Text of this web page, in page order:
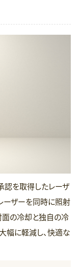
認を取得したレーザ
ーザーを同時に照射
面の冷却と独自の冷
幅に軽減し、快適な